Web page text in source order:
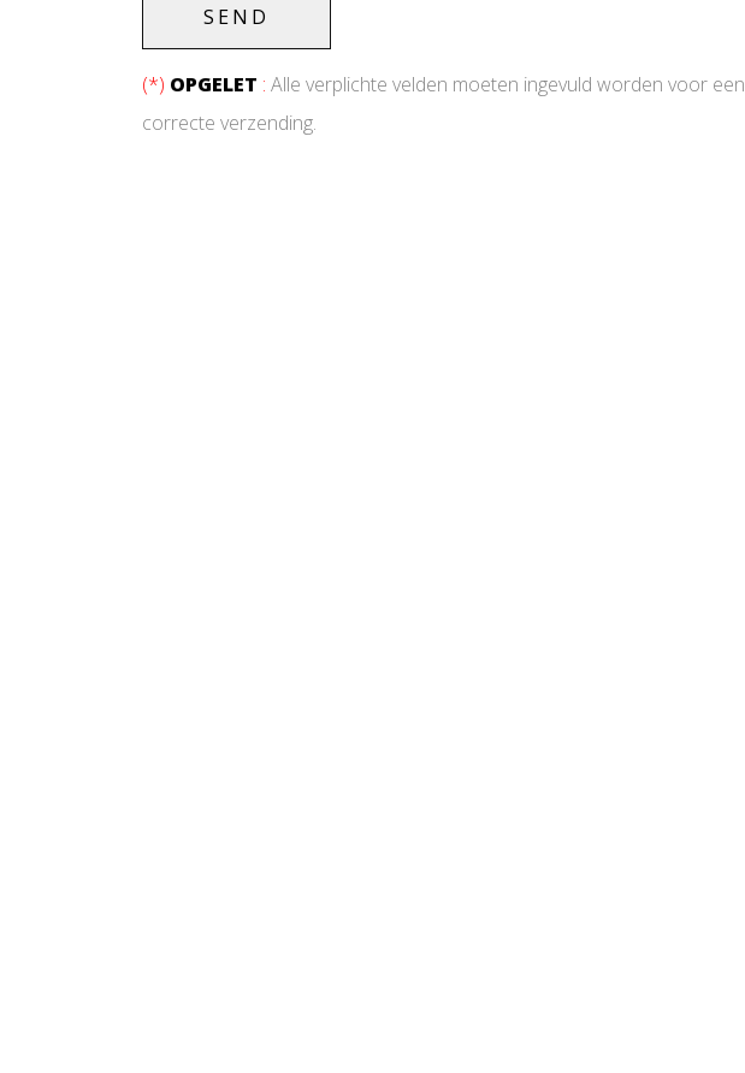
(*) OPGELET : Alle verplichte velden moeten ingevuld worden voor een
correcte verzending.